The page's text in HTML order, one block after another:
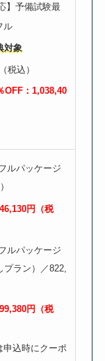
】予備試験最
ル
対象
税込）
OFF：1,038,40
ルパッケージ
円（税
ルパッケージ
プラン）／822,
円（税
込時にクーポ